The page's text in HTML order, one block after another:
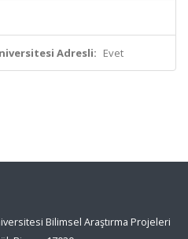
Adresli: Evet
Bilimsel Araştırma Projeleri